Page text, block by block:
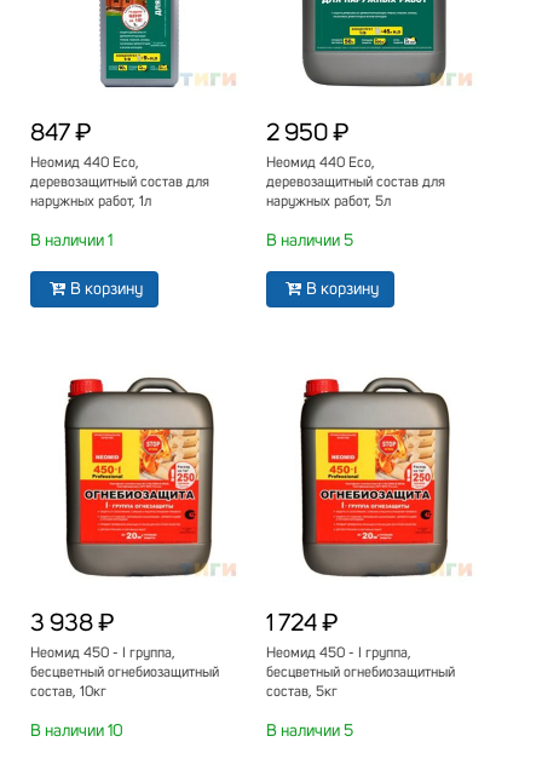
847 ₽
Неомид 440 Eco,
деревозащитный состав для
наружных работ, 1л
В наличии 1
В корзину
2 950 ₽
Неомид 440 Eco,
деревозащитный состав для
наружных работ, 5л
В наличии 5
В корзину
3 938 ₽
Неомид 450 - I группа,
бесцветный огнебиозащитный
состав, 10кг
В наличии 10
1 724 ₽
Неомид 450 - I группа,
бесцветный огнебиозащитный
состав, 5кг
В наличии 5